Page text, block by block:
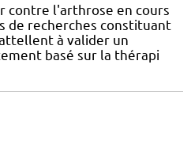
l'arthrose en cours
de recherches constituant
à valider un
basé sur la thérapi